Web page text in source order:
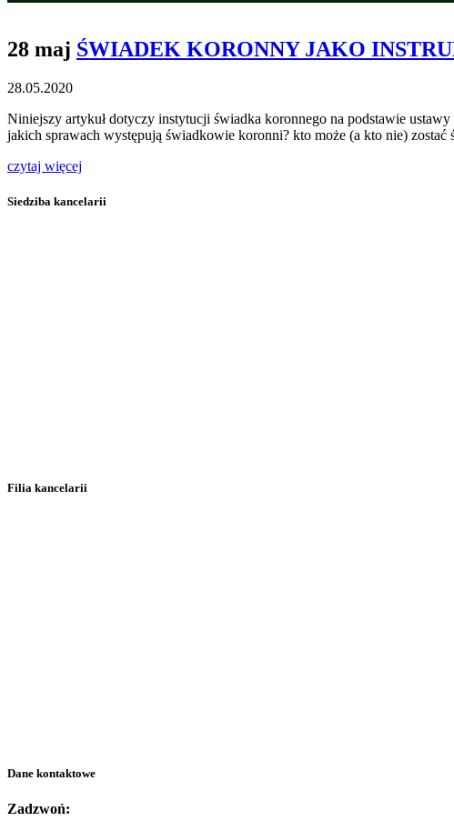
28 maj ŚWIADEK KORONNY JAKO
28.05.2020
Niniejszy artykuł dotyczy instytucji świadka koronnego na podstawie
jakich sprawach występują świadkowie koronni? kto może (a kto nie)
czytaj więcej
Siedziba kancelarii
Filia kancelarii
Dane kontaktowe
Zadzwoń: